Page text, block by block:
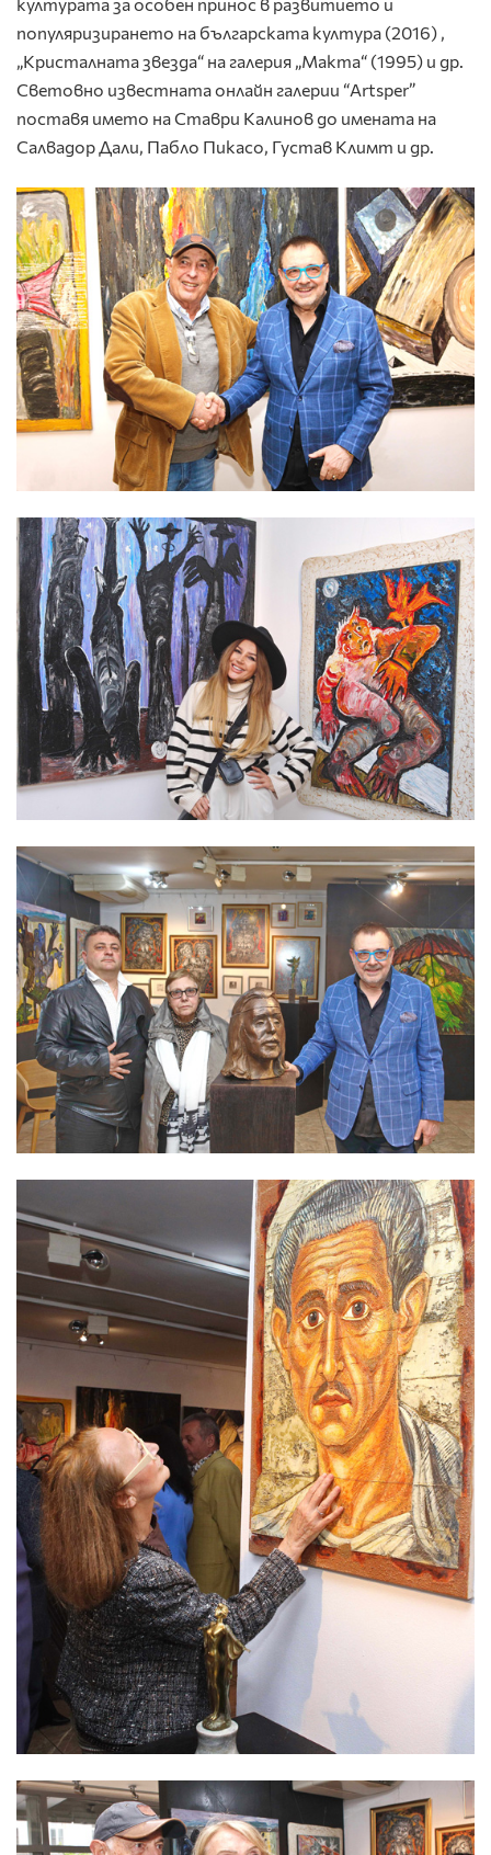
популяризирането на българската култура (2016) ,
„Кристалната звезда“ на галерия „Макта“ (1995) и др.
Световно известната онлайн галерии “Artsper”
поставя името на Ставри Калинов до имената на
Салвадор Дали, Пабло Пикасо, Густав Климт и др.